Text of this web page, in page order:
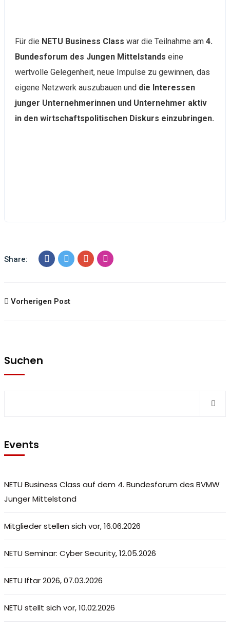
Für die NETU Business Class war die Teilnahme am 4.
Bundesforum des Jungen Mittelstands eine
wertvolle Gelegenheit, neue Impulse zu gewinnen, das
eigene Netzwerk auszubauen und die Interessen
junger Unternehmerinnen und Unternehmer aktiv
in den wirtschaftspolitischen Diskurs einzubringen.
Share:
Vorherigen Post
Suchen
Events
NETU Business Class auf dem 4. Bundesforum des BVMW
Junger Mittelstand
Mitglieder stellen sich vor, 16.06.2026
NETU Seminar: Cyber Security, 12.05.2026
NETU Iftar 2026, 07.03.2026
NETU stellt sich vor, 10.02.2026